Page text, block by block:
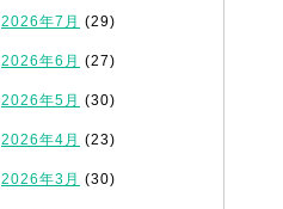
2026年7月 (29)
2026年6月 (27)
2026年5月 (30)
2026年4月 (23)
2026年3月 (30)